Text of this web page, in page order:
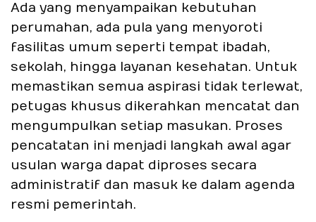
Ada yang menyampaikan kebutuhan
perumahan, ada pula yang menyoroti
fasilitas umum seperti tempat ibadah,
sekolah, hingga layanan kesehatan. Untuk
memastikan semua aspirasi tidak terlewat,
petugas khusus dikerahkan mencatat dan
mengumpulkan setiap masukan. Proses
pencatatan ini menjadi langkah awal agar
usulan warga dapat diproses secara
administratif dan masuk ke dalam agenda
resmi pemerintah.